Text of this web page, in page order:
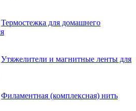
Термостежка для домашнего
Утяжелители и магнитные ленты для
Филаментная (комплексная) нить